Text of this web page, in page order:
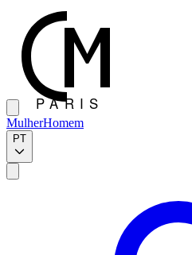
MulherHomem
PT